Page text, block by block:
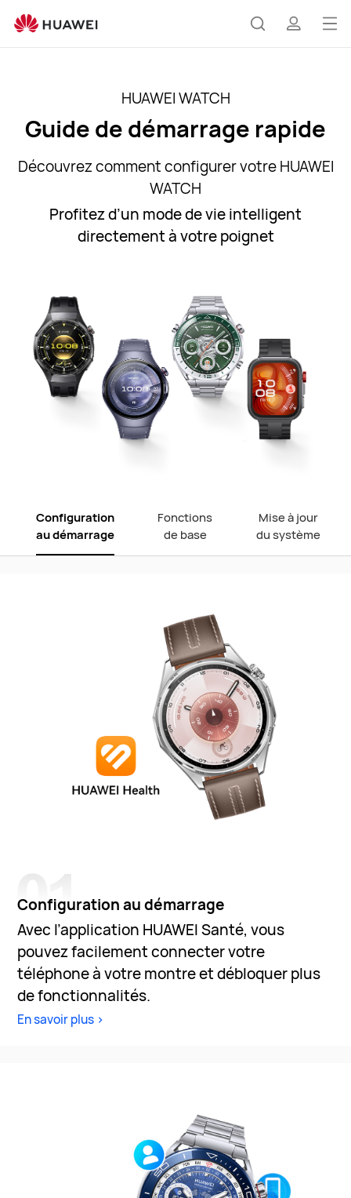
de
appareils
HUAWEI
WATCH
Assistance
HUAWEI WATCH
Guide de démarrage rapide
Découvrez comment configurer votre HUAWEI
WATCH
Profitez d’un mode de vie intelligent
directement à votre poignet
Configuration
au démarrage
Fonctions
de base
Mise à jour
du système
Configuration au démarrage
Avec l’application HUAWEI Santé, vous
pouvez facilement connecter votre
téléphone à votre montre et débloquer plus
de fonctionnalités.
En savoir plus >